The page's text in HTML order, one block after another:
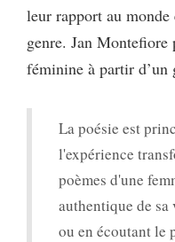
leur rapport au
genre. Jan
féminine à partir d’un
La poésie est
l'expérience
poèmes d'une
authentique de
ou en écoutant le